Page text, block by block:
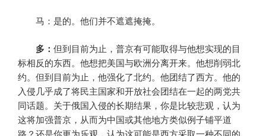
马：是的。他们并不遮遮掩掩。
多： 但到目前为止，普京有可能取得与他想实现的目
标相反的东西。他想把美国与欧洲分离开来。他想削弱北
约。但到目前为止，他强化了北约。他团结了西方。他的
入侵几乎成了将民主国家和开放社会团结在一起的两党共
同话题。关于俄国入侵的长期结果，你是比较悲观，认为
这将加强普京，从而为中国或其他地方类似例子铺平道
路？还是你更为乐观，认为这可能是西方采取一种不同的